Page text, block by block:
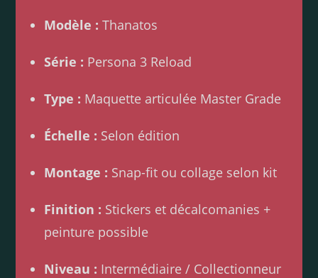
Modèle : Thanatos
Série : Persona 3 Reload
Type : Maquette articulée Master Grade
Échelle : Selon édition
Montage : Snap-fit ou collage selon kit
Finition : Stickers et décalcomanies +
peinture possible
Niveau : Intermédiaire / Collectionneur